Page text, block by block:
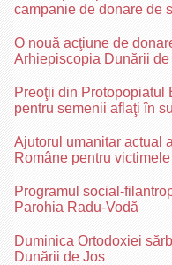
campanie de donare de
O nouă acţiune de
Arhiepiscopia Dunării de
Preoţii din Protopopiatul
pentru semenii aflaţi în
Ajutorul umanitar actual
Române pentru
Programul social-
Parohia Radu-Vodă
Duminica Ortodoxiei
Dunării de Jos